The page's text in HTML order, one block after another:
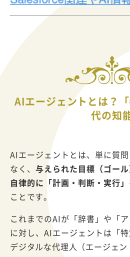
AIエージェントとは？
代の知
AIエージェントとは、単に質
なく、与えられた目標（ゴー
自律的に「計画・判断・実行
ことです。
これまでのAIが「辞書」や「
に対し、AIエージェントは「
デジタルな代理人（エージェン